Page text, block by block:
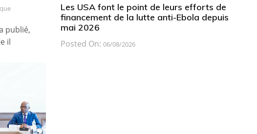
publié,
il
Les USA font le point de leurs efforts de
financement de la lutte anti-Ebola depuis
mai 2026
Posted On: 06/08/2026